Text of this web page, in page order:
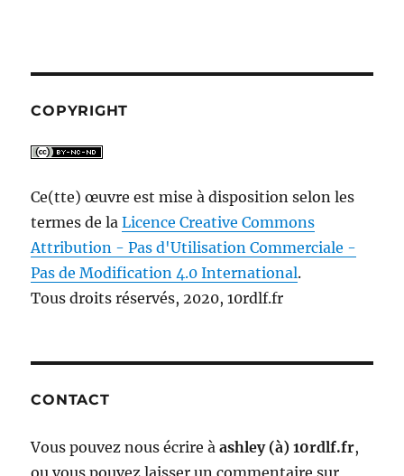
COPYRIGHT
Ce(tte) œuvre est mise à disposition selon les
termes de laLicence Creative Commons
Attribution - Pas d'Utilisation Commerciale -
Pas de Modification 4.0 International.
Tous droits réservés, 2020, 10rdlf.fr
CONTACT
Vous pouvez nous écrire àashley (à) 10rdlf.fr,